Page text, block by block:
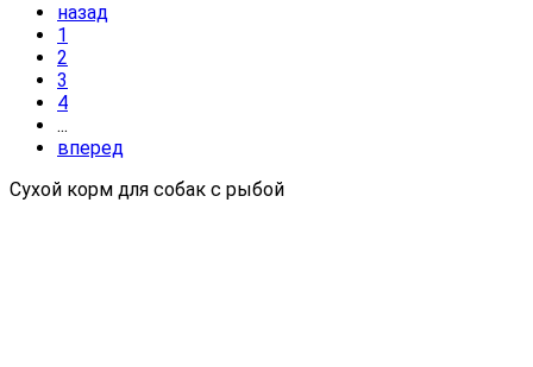
назад
1
2
3
4
...
вперед
Сухой корм для собак с рыбой